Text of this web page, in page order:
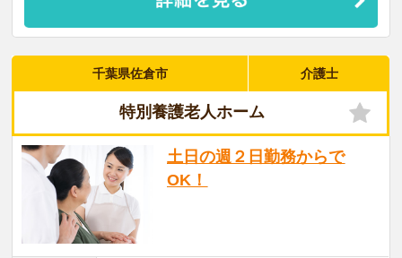
千葉県佐倉市 介護士
特別養護老人ホーム
土日の週２日勤務からで
OK！